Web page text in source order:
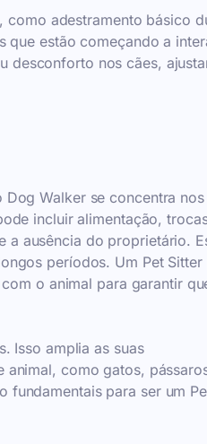
adestramento básico
que estão começando a
desconforto nos cães,
Walker se concentra nos
incluir alimentação,
a ausência do proprietário.
períodos. Um Pet Sitter
o animal para garantir
Isso amplia as suas
animal, como gatos,
fundamentais para ser um